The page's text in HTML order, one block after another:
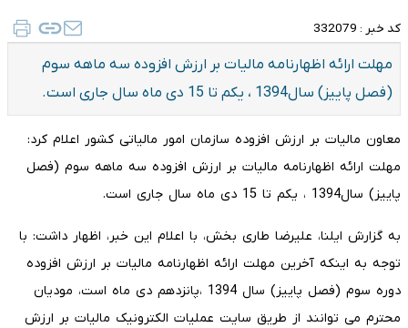
کد خبر : 332079
مهلت ارائه اظهارنامه مالیات بر ارزش افزوده سه ماهه سوم
(فصل پاییز) سال1394 ، یکم تا 15 دی ماه سال جاری است.
معاون مالیات بر ارزش افزوده سازمان امور مالیاتی کشور اعلام کرد:
مهلت ارائه اظهارنامه مالیات بر ارزش افزوده سه ماهه سوم (فصل
پاییز) سال1394 ، یکم تا 15 دی ماه سال جاری است.
به گزارش ایلنا، علیرضا طاری بخش، با اعلام این خبر، اظهار داشت: با
توجه به اینکه آخرین مهلت ارائه اظهارنامه مالیات بر ارزش افزوده
دوره سوم (فصل پاییز) سال 1394 ،پانزدهم دی ماه است، مودیان
محترم می توانند از طریق سایت عملیات الکترونیک مالیات بر ارزش